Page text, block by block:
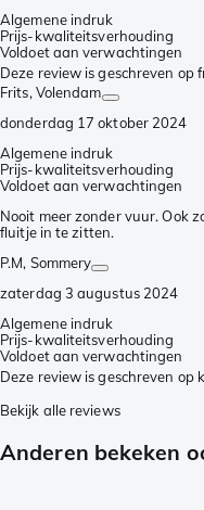
Algemene indruk
Prijs-kwaliteitsverhouding
Voldoet aan verwachtingen
Deze review is geschreven op
Frits, Volendam
donderdag 17 oktober 2024
Algemene indruk
Prijs-kwaliteitsverhouding
Voldoet aan verwachtingen
Nooit meer zonder vuur. Ook
fluitje in te zitten.
P.M, Sommery
zaterdag 3 augustus 2024
Algemene indruk
Prijs-kwaliteitsverhouding
Voldoet aan verwachtingen
Deze review is geschreven op
Bekijk alle reviews
Anderen bekeken